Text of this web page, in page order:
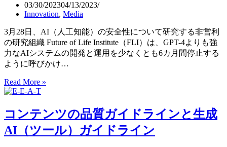
で
判
明
AI
倫
理、
信
頼
で
き
任
あ
る
03/30/202304/13/2023
Innovation, Media
3月28日、AI（人工知能）の安全性について研究する非営利
の研究組織 Future of Life Institute（FLI）は、GPT-4よりも強
力なAIシステムの開発と運用を少なくとも6カ月間停止する
ように呼びかけ…
Read More »
能）
安
コンテンツの品質ガイドラインと生成
AI（ツール）ガイドライン